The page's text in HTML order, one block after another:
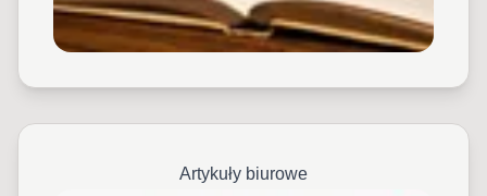
Artykuły biurowe